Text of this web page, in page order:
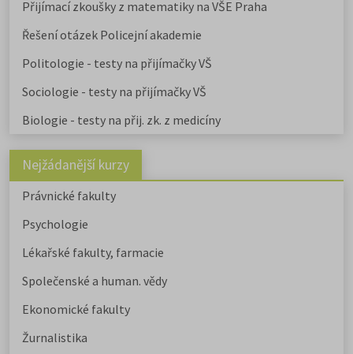
Přijímací zkoušky z matematiky na VŠE Praha
Řešení otázek Policejní akademie
Politologie - testy na přijímačky VŠ
Sociologie - testy na přijímačky VŠ
Biologie - testy na přij. zk. z medicíny
Nejžádanější kurzy
Právnické fakulty
Psychologie
Lékařské fakulty, farmacie
Společenské a human. vědy
Ekonomické fakulty
Žurnalistika